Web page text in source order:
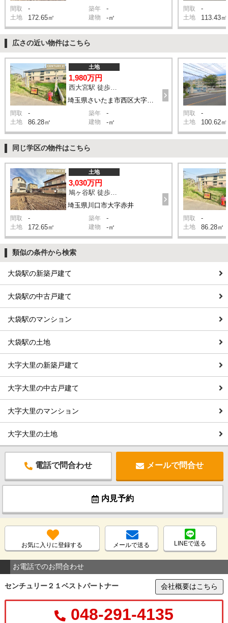
間取 - 築年 -
土地 172.65㎡ 建物 -㎡
間取 -
土地 113.43㎡
広さの近い物件はこちら
埼玉県さいたま市西区大字指扇
土地
1,980万円
西大宮駅 徒歩8分
間取 - 築年 -
土地 86.28㎡ 建物 -㎡
間取 -
土地 100.62㎡
同じ学区の物件はこちら
埼玉県川口市大字赤井
土地
3,030万円
間取 - 築年 -
土地 172.65㎡ 建物 -㎡
間取 -
土地 86.28㎡
類似の条件から検索
大袋駅の新築戸建て
大袋駅の中古戸建て
大袋駅のマンション
大袋駅の土地
大字大里の新築戸建て
大字大里の中古戸建て
大字大里のマンション
大字大里の土地
電話で問合わせ メールで問合せ
内見予約
お気に入りに登録する メールで送る LINEで送る
お電話でのお問合わせ
センチュリー２１ベストパートナー 会社概要はこちら
048-291-4135